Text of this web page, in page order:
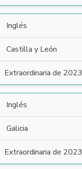
Inglés
Castilla y León
Extraordinaria de 2023
Inglés
Galicia
Extraordinaria de 2023